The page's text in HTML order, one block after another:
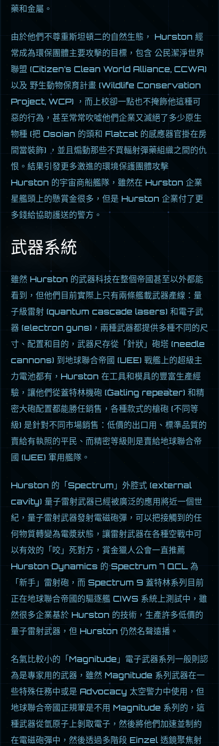
藥和金屬。
由於他們不尊重斯坦頓二的自然生態， Hurston 經
常成為環保團體主要攻擊的目標，包含 公民潔淨世界
聯盟 (Citizen’s Clean World Alliance, CCWA)
以及 野生動物保育計畫 (Wildlife Conservation
Project, WCP) ，而上校卻一點也不掩飾他這種可
惡的行為，甚至常常吹噓他們企業又滅絕了多少原生
物種 (把 Osoian 的頭和 Flatcat 的感應器官掛在房
間當裝飾) ，並且煽動那些不買輻射彈藥組織之間的仇
恨。結果引發更多激進的環境保護團體攻擊
Hurston 的宇宙商船艦隊，雖然在 Hurston 企業
星艦頭上的懸賞金很多，但是 Hurston 企業付了更
多錢給協助護送的警方。
武器系統
雖然 Hurston 的武器科技在整個帝國甚至以外都能
看到，但他們目前實際上只有兩條艦載武器產線：量
子級雷射 (quantum cascade lasers) 和電子武
器 (electron guns)，兩種武器都提供多種不同的尺
寸、配置和目的，武器尺存從「針狀」砲塔 (needle
cannons) 到地球聯合帝國 (UEE) 戰艦上的超級主
力電池都有，Hurston 在工具和模具的豐富生產經
驗，讓他們從蓋特林機砲 (Gatling repeater) 和精
密大砲配置都能勝任銷售，各種款式的槍砲 (不同等
級) 是針對不同市場銷售：低價的出口用、標準品質的
賣給有執照的平民、而精密等級則是賣給地球聯合帝
國 (UEE) 軍用艦隊。
Hurston 的「Spectrum」外腔式 (external
cavity) 量子雷射武器已經被廣泛的應用將近一個世
紀，量子雷射武器發射電磁砲彈，可以把接觸到的任
何物質轉變為電漿狀態，讓雷射武器在各種空戰中可
以有效的「咬」死對方，賞金獵人公會一直推薦
Hurston Dynamics 的 Spectrum 7 QCL 為
「新手」雷射砲，而 Spectrum 9 蓋特林系列目前
正在地球聯合帝國的驅逐艦 CIWS 系統上測試中，雖
然很多企業基於 Hurston 的技術，生產許多低價的
量子雷射武器，但 Hurston 仍然名聲遠播。
名氣比較小的「Magnitude」電子武器系列一般則認
為是專家用的武器，雖然 Magnitude 系列武器在一
些特殊任務中或是 Advocacy 太空警力中使用，但
地球聯合帝國正規軍是不用 Magnitude 系列的，這
種武器從氫原子上剝取電子，然後將他們加速並制約
在電磁砲彈中，然後透過多階段 Einzel 透鏡聚焦射